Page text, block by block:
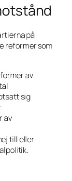
på
reformer som
av
sig
av
till eller